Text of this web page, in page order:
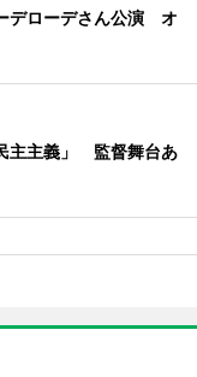
デローデさん公演 オ
主主義」 監督舞台あ